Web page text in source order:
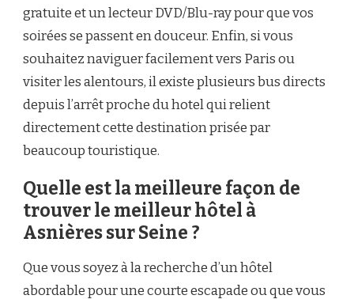
gratuite et un lecteur DVD/Blu-ray pour que vos
soirées se passent en douceur. Enfin, si vous
souhaitez naviguer facilement vers Paris ou
visiter les alentours, il existe plusieurs bus directs
depuis l’arrêt proche du hotel qui relient
directement cette destination prisée par
beaucoup touristique.
Quelle est la meilleure façon de
trouver le meilleur hôtel à
Asnières sur Seine ?
Que vous soyez à la recherche d’un hôtel
abordable pour une courte escapade ou que vous